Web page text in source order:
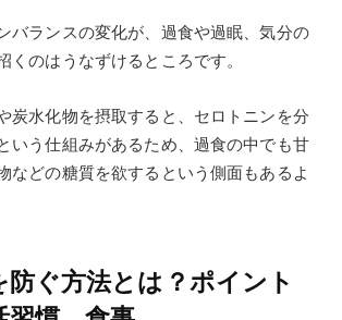
バランスの変化が、過食や過眠、気分の
くのはうなずけるところです。
炭水化物を摂取すると、セロトニンを分
いう仕組みがあるため、過食の中でも甘
などの糖質を欲するという側面もあるよ
ぐ方法とは？ポイント